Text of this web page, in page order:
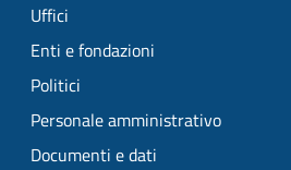
Uffici
Enti e fondazioni
Politici
Personale amministrativo
Documenti e dati